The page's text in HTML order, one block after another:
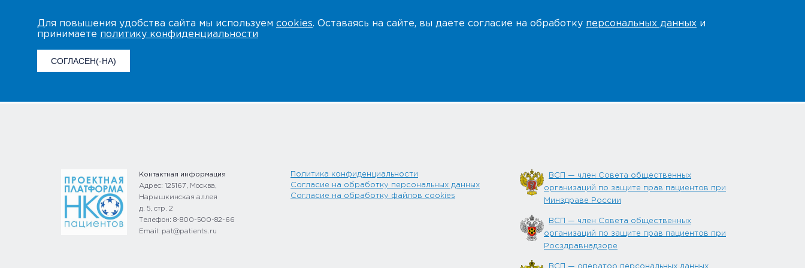
Для повышения удобства сайта мы используем cookies. Оставаясь на сайте, вы даете согласие на обработку персональных данных и
принимаете политику конфиденциальности
СОГЛАСЕН(-НА)
Контактная информация
Адрес: 125167, Москва,
Нарышкинская аллея
д. 5, стр. 2
Телефон: 8-800-500-82-66
Email: pat@patients.ru
Политика конфиденциальности
Согласие на обработку персональных данных
Согласие на обработку файлов cookies
ВСП — член Совета общественных
организаций по защите прав пациентов при
Минздраве России
ВСП — член Совета общественных
организаций по защите прав пациентов при
Росздравнадзоре
ВСП — оператор персональных данных